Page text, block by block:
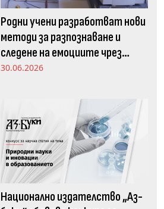
Родни учени разработват нови
методи за разпознаване и
следене на емоциите чрез
движенията в погледа
30.06.2026
Национално издателство „Аз-